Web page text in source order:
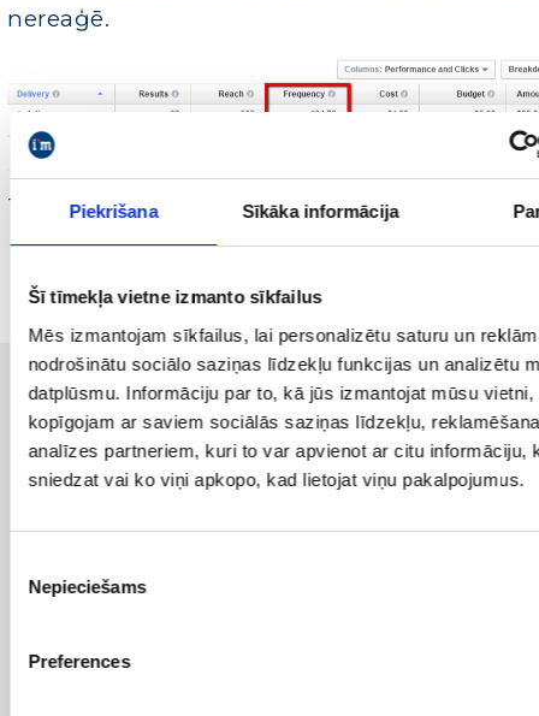
Piekrišana Sīkāka informācija
Šī tīmekļa vietne izmanto sīkfailus
Mēs izmantojam sīkfailus, lai personalizētu saturu un
nodrošinātu sociālo saziņas līdzekļu funkcijas un analizētu
datplūsmu. Informāciju par to, kā jūs izmantojat mūsu
kopīgojam ar saviem sociālās saziņas līdzekļu,
analīzes partneriem, kuri to var apvienot ar citu informāciju,
sniedzat vai ko viņi apkopo, kad lietojat viņu pakalpojumus.
izvēle
Nepieciešams
Preferences
nereaģē.
Turpinājums ir
Līdzīgi raksti